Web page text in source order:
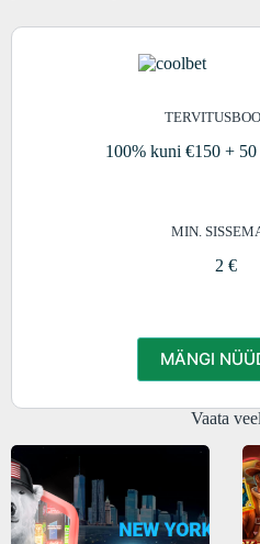
100% kuni €150 + 50
MIN.
2 €
MÄNGI
Vaata veel